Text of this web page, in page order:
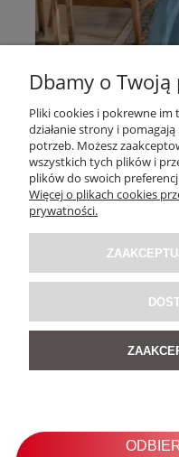
Welurowy Żakiet
Dbamy o
Pliki cookies i pokrewne
działanie strony i
potrzeb. Możesz
wszystkich tych plików i
plików do swoich
Więcej o plikach cookies
prywatności.